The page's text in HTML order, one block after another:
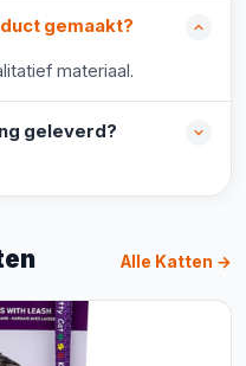
gemaakt?
materiaal.
geleverd?
Alle Katten →